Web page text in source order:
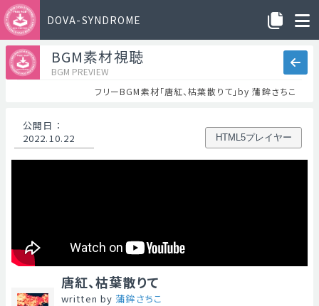
DOVA-SYNDROME
BGM素材視聴
BGM PREVIEW
フリーBGM素材「唐紅、枯葉散りて」by 蒲鉾さちこ
公開日 ：
2022.10.22
HTML5プレイヤー
唐紅、枯葉散りて
written by 蒲鉾さちこ